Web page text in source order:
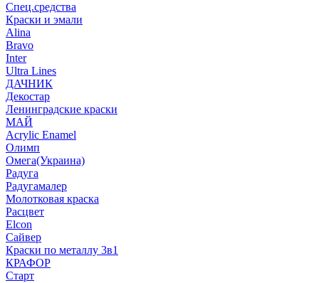
Спец.средства
Краски и эмали
Alina
Bravo
Inter
Ultra Lines
ДАЧНИК
Декостар
Ленинградские краски
МАЙ
Acrylic Enamel
Олимп
Омега(Украина)
Радуга
Радугамалер
Молотковая краска
Расцвет
Elcon
Сайвер
Краски по металлу 3в1
КРАФОР
Старт